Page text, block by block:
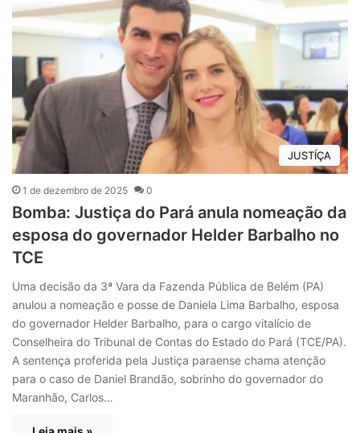
JUSTÍÇA
1 de dezembro de 2025 0
Bomba: Justiça do Pará anula nomeação da
esposa do governador Helder Barbalho no
TCE
Uma decisão da 3ª Vara da Fazenda Pública de Belém (PA)
anulou a nomeação e posse de Daniela Lima Barbalho, esposa
do governador Helder Barbalho, para o cargo vitalício de
Conselheira do Tribunal de Contas do Estado do Pará (TCE/PA).
A sentença proferida pela Justiça paraense chama atenção
para o caso de Daniel Brandão, sobrinho do governador do
Maranhão, Carlos…